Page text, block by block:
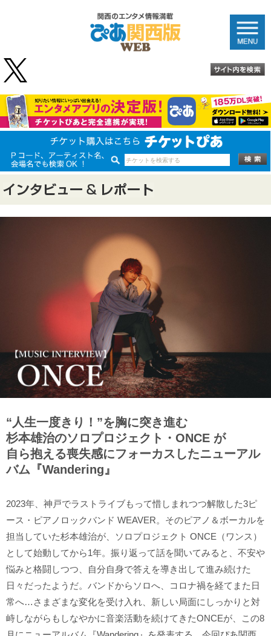
“人生一度きり！”を胸に突き進む
杉本雄治のソロプロジェクト・ONCE が
自ら抱える喪失感にフォーカスしたニューアル
バム『Wandering』
2023年、神戸でラストライブもって惜しまれつつ解散した3ピ
ース・ピアノロックバンド WEAVER。そのピアノ＆ボーカルを
担当していた杉本雄治が、ソロプロジェクト ONCE（ワンス）
として始動してから1年。振り返って話を聞いてみると、不安や
悩みと格闘しつつ、自分自身で答えを導き出して進み続けた
日々だったようだ。バンドからソロへ、コロナ禍を経てまた日
常へ…さまざまな変化を受け入れ、新しい局面にしっかりと対
峙しながらもしなやかに音楽活動を続けてきたONCEが、この8